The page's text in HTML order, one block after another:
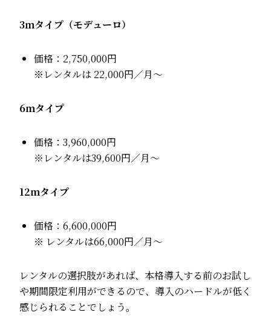
3ｍタイプ（モデューロ）
価格：2,750,000円
※レンタルは 22,000円／月〜
6ｍタイプ
価格：3,960,000円
※レンタルは39,600円／月〜
12ｍタイプ
価格：6,600,000円
※ レンタルは66,000円／月〜
レンタルの選択肢があれば、本格導入する前のお試し
や期間限定利用ができるので、導入のハードルが低く
感じられることでしょう。